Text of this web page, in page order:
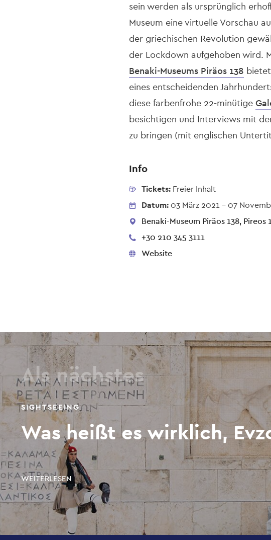
sein werden als ursprünglich
Museum eine virtuelle Vorschau
der griechischen Revolution
der Lockdown aufgehoben wird.
Benaki-Museums Piräos 138
eines entscheidenden
diese farbenfrohe 22-minütige
besichtigen und Interviews mit
zu bringen (mit englischen
Info
Tickets: Freier Inhalt
Datum:03 März 2021-07
Benaki-Museum Piräos 138, Pireos
+30 210 345 3111
Website
Als nächstes
SIGHTSEEING
Was heißt es wirklich,
WEITERLESEN